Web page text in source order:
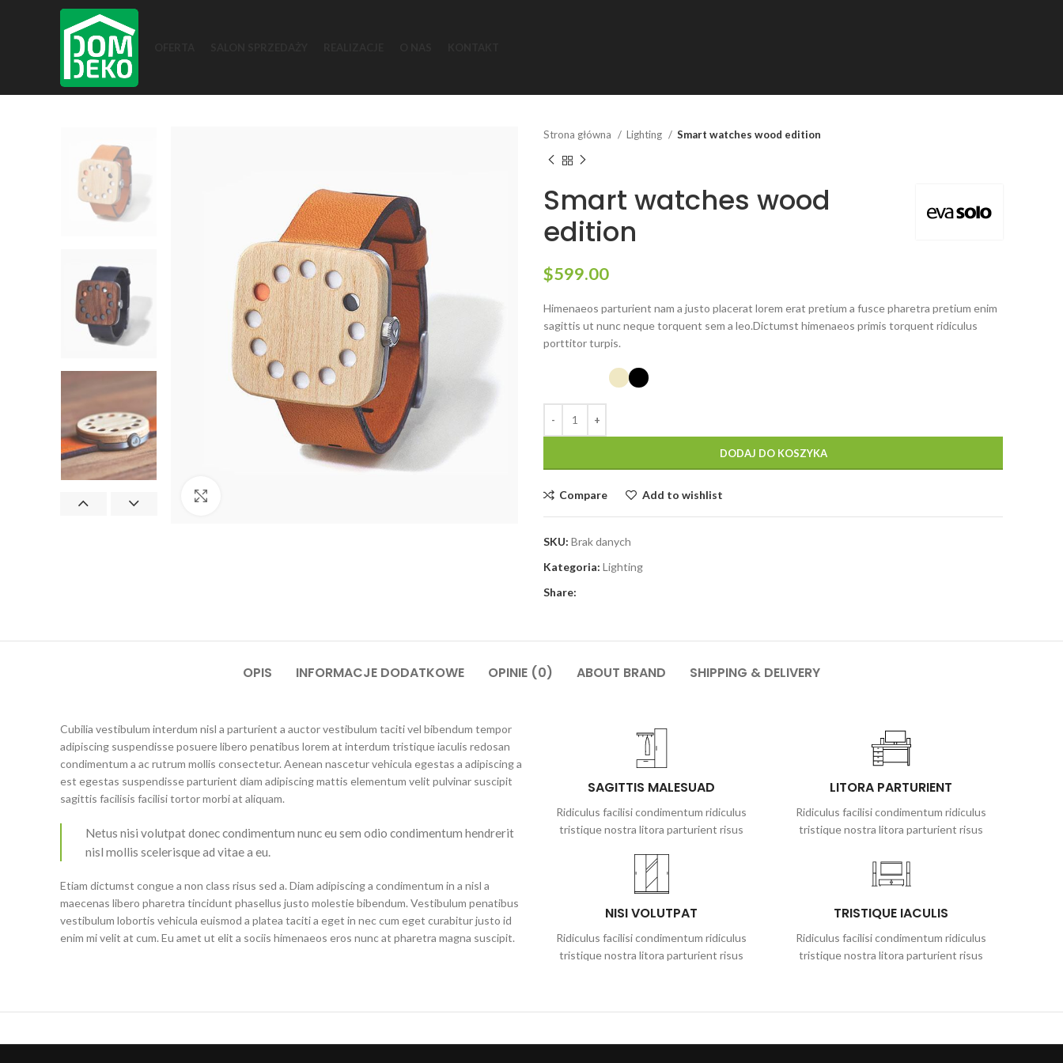
Strona główna Lighting Smart watches wood edition
Smart watches wood
edition
$599.00
Himenaeos parturient nam a justo placerat lorem erat pretium a fusce pharetra pretium enim
sagittis ut nunc neque torquent sem a leo.Dictumst himenaeos primis torquent ridiculus
porttitor turpis.
DODAJ DO KOSZYKA
Compare Add to wishlist
SKU: Brak danych
Kategoria: Lighting
Share:
OPIS INFORMACJE DODATKOWE OPINIE (0) ABOUT BRAND SHIPPING & DELIVERY
Cubilia vestibulum interdum nisl a parturient a auctor vestibulum taciti vel bibendum tempor
adipiscing suspendisse posuere libero penatibus lorem at interdum tristique iaculis redosan
condimentum a ac rutrum mollis consectetur. Aenean nascetur vehicula egestas a adipiscing a
est egestas suspendisse parturient diam adipiscing mattis elementum velit pulvinar suscipit
sagittis facilisis facilisi tortor morbi at aliquam.
Netus nisi volutpat donec condimentum nunc eu sem odio condimentum hendrerit
nisl mollis scelerisque ad vitae a eu.
Etiam dictumst congue a non class risus sed a. Diam adipiscing a condimentum in a nisl a
maecenas libero pharetra tincidunt phasellus justo molestie bibendum. Vestibulum penatibus
vestibulum lobortis vehicula euismod a platea taciti a eget in nec cum eget curabitur justo id
enim mi velit at cum. Eu amet ut elit a sociis himenaeos eros nunc at pharetra magna suscipit.
SAGITTIS MALESUAD
Ridiculus facilisi condimentum ridiculus
tristique nostra litora parturient risus
NISI VOLUTPAT
Ridiculus facilisi condimentum ridiculus
tristique nostra litora parturient risus
LITORA PARTURIENT
Ridiculus facilisi condimentum ridiculus
tristique nostra litora parturient risus
TRISTIQUE IACULIS
Ridiculus facilisi condimentum ridiculus
tristique nostra litora parturient risus